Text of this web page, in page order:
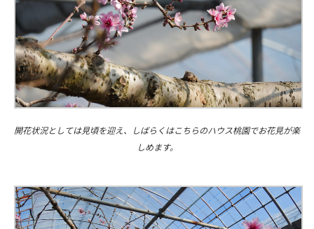
開花状況としては見頃を迎え、しばらくはこちらのハウス桃園でお花見が楽
しめます。